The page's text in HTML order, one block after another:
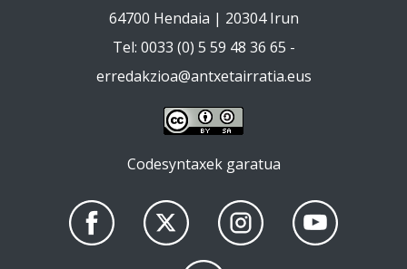
64700 Hendaia | 20304 Irun
Tel: 0033 (0) 5 59 48 36 65 -
erredakzioa@antxetairratia.eus
Codesyntaxek garatua